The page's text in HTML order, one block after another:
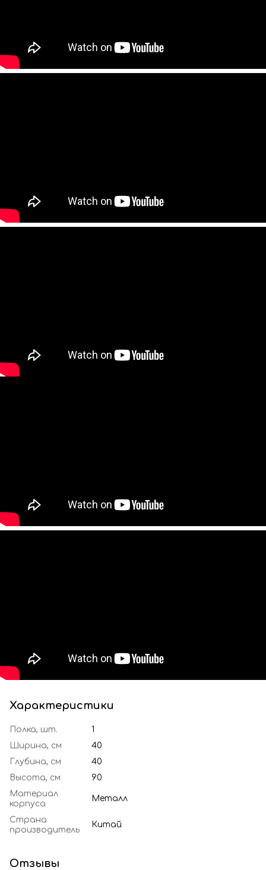
Характеристики
Полка, шт.
1
Ширина, см
40
Глубина, см
40
Высота, см
90
Материал
корпуса
Металл
Страна
производитель
Китай
Отзывы